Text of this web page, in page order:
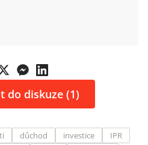
do diskuze (1)
důchod investice
IPR